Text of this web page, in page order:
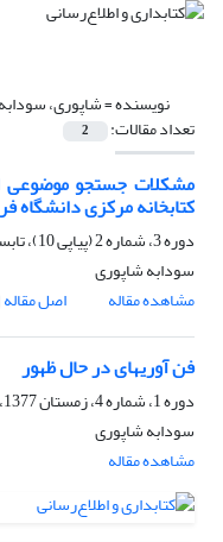
نویسنده =شاپوری، سودابه
تعداد مقالات: 2
مشکلات جستجو موضوعی
کتابخانه مرکزی
دوره 3، شماره 2 (پیاپی 10)، تابستان 1379، صفحه
سودابه شاپوری
مشاهده مقاله
اصل مقاله
فن آوریهای در حال ظهور
دوره 1، شماره 4، زمستان 1377، صفحه
سودابه شاپوری
مشاهده مقاله